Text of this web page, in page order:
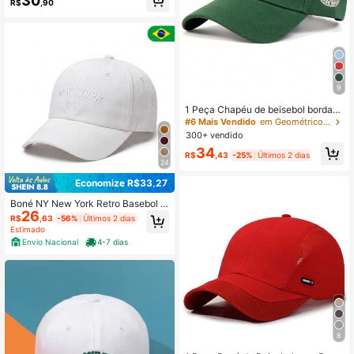
R$ ,90
24
Economize R$33,27
Boné NY New York Retro Basebol A
ba Curva Masculino e Feminino
R$26,63 -56% Últimos 2 dias
Estimado
Envio Nacional
4-7 dias
9
1 Peça Chapéu de beisebol bordad
o com letra "New York" para homen
s, chapéu casual de moda e proteç
ão solar para primavera/outono, via
gens, festas na praia e rua.
#6 Mais Vendido
em Geométrico Chapéus Masculinos
300+ vendido
R$34 ,43 -25% Últimos 2 dias
8